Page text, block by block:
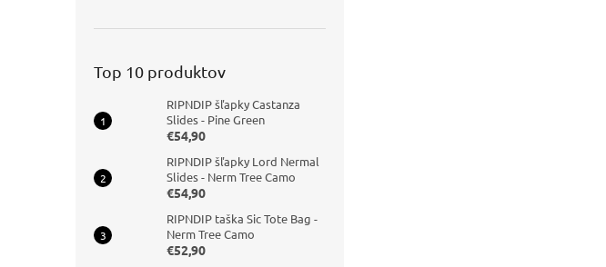
Top 10 produktov
RIPNDIP šľapky Castanza
Slides - Pine Green
€54,90
RIPNDIP šľapky Lord Nermal
Slides - Nerm Tree Camo
€54,90
RIPNDIP taška Sic Tote Bag -
Nerm Tree Camo
€52,90